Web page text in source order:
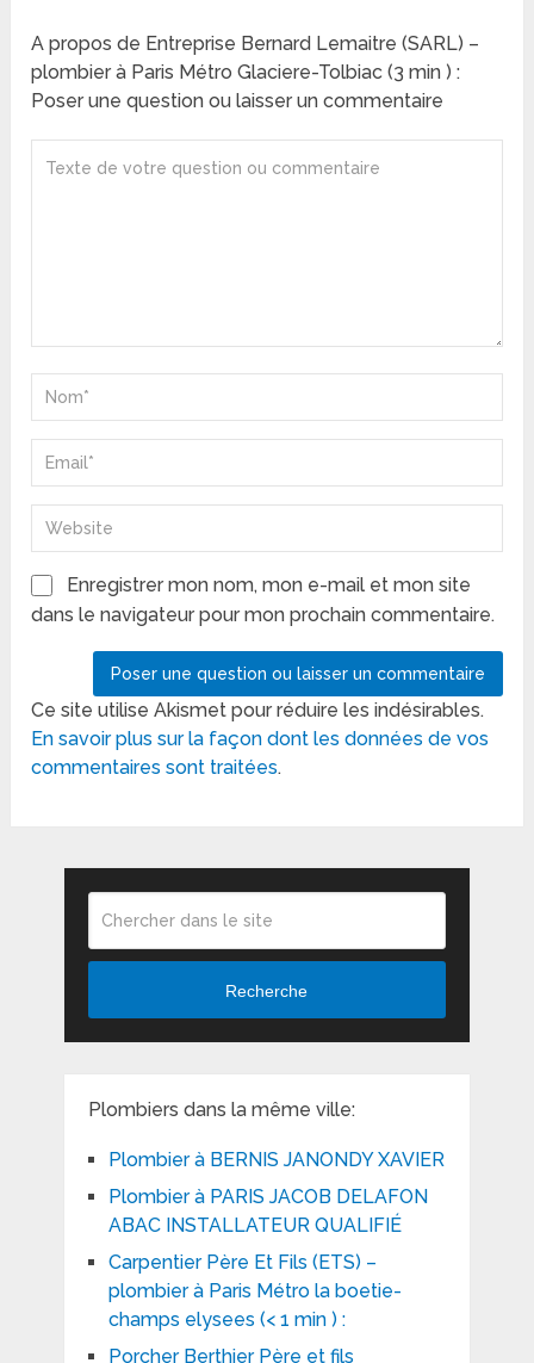
A propos de Entreprise Bernard Lemaitre (SARL) –
plombier à Paris Métro Glaciere-Tolbiac (3 min ) :
Poser une question ou laisser un commentaire
Enregistrer mon nom, mon e-mail et mon site
dans le navigateur pour mon prochain commentaire.
Ce site utilise Akismet pour réduire les indésirables.
En savoir plus sur la façon dont les données de vos
commentaires sont traitées.
Recherche
Plombiers dans la même ville:
Plombier à BERNIS JANONDY XAVIER
Plombier à PARIS JACOB DELAFON
ABAC INSTALLATEUR QUALIFIÉ
Carpentier Père Et Fils (ETS) –
plombier à Paris Métro la boetie-
champs elysees (< 1 min ) :
Porcher Berthier Père et fils